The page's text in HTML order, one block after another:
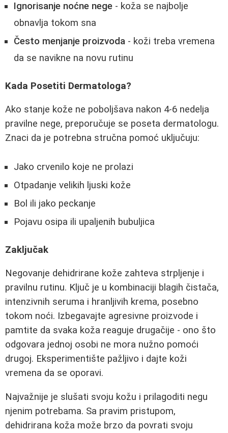
Ignorisanje noćne nege - koža se najbolje
obnavlja tokom sna
Često menjanje proizvoda - koži treba vremena
da se navikne na novu rutinu
Kada Posetiti Dermatologa?
Ako stanje kože ne poboljšava nakon 4-6 nedelja
pravilne nege, preporučuje se poseta dermatologu.
Znaci da je potrebna stručna pomoć uključuju:
Jako crvenilo koje ne prolazi
Otpadanje velikih ljuski kože
Bol ili jako peckanje
Pojavu osipa ili upaljenih bubuljica
Zaključak
Negovanje dehidrirane kože zahteva strpljenje i
pravilnu rutinu. Ključ je u kombinaciji blagih čistača,
intenzivnih seruma i hranljivih krema, posebno
tokom noći. Izbegavajte agresivne proizvode i
pamtite da svaka koža reaguje drugačije - ono što
odgovara jednoj osobi ne mora nužno pomoći
drugoj. Eksperimentište pažljivo i dajte koži
vremena da se oporavi.
Najvažnije je slušati svoju kožu i prilagoditi negu
njenim potrebama. Sa pravim pristupom,
dehidrirana koža može brzo da povrati svoju